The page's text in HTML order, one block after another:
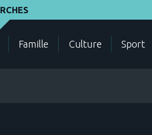
Famille Culture Sport